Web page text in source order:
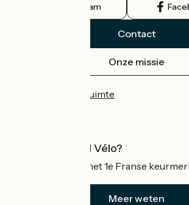
Instagram
Contact
Onze missie
Professionele ruimte
Wat is Accueil Vélo?
Accueil Vélo is het 1e Franse
Meer weten